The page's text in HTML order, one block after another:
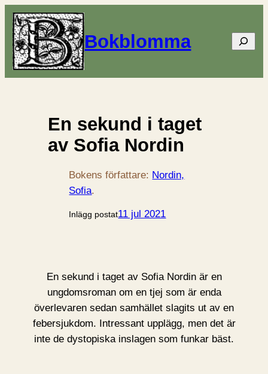
Bokblomma Sök
En sekund i taget
av Sofia Nordin
Bokens författare: Nordin,
Sofia.
Inlägg postat11 jul 2021
En sekund i taget av Sofia Nordin är en
ungdomsroman om en tjej som är enda
överlevaren sedan samhället slagits ut av en
febersjukdom. Intressant upplägg, men det är
inte de dystopiska inslagen som funkar bäst.